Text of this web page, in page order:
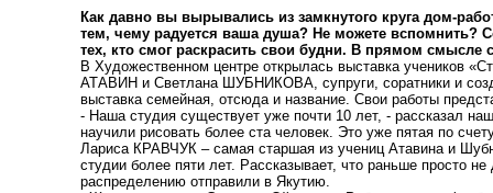
Как давно вы вырывались из замкнутого круга дом-
тем, чему радуется ваша душа? Не можете вспомнить?
тех, кто смог раскрасить свои будни. В прямом смысле
В Художественном центре открылась выставка учеников
АТАВИН и Светлана ШУБНИКОВА, супруги, соратники и
выставка семейная, отсюда и название. Свои работы
- Наша студия существует уже почти 10 лет, - рассказал
научили рисовать более ста человек. Это уже пятая по
Лариса КРАВЧУК – самая старшая из учениц Атавина и
студии более пяти лет. Рассказывает, что раньше просто
распределению отправили в Якутию.